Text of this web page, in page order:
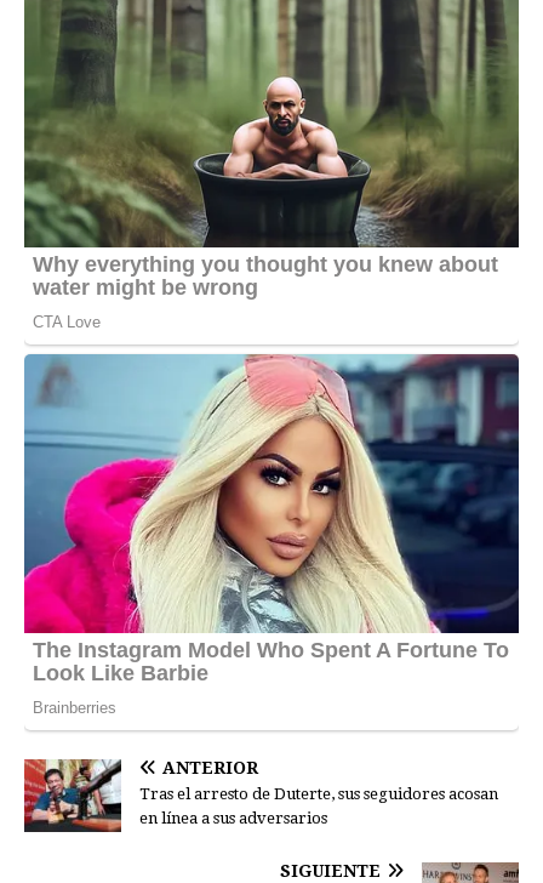
ANTERIOR
Tras el arresto de Duterte, sus seguidores acosan
en línea a sus adversarios
SIGUIENTE